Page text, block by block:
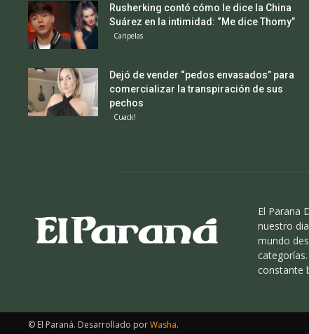
Rusherking contó cómo le dice la China
Suárez en la intimidad: “Me dice Thomy”
Caripelas
Dejó de vender “pedos envasados” para
comercializar la transpiración de sus
pechos
Cuack!
El Parana
nuestro
mundo
constante
© El Paraná. Desarrollado porWasha.